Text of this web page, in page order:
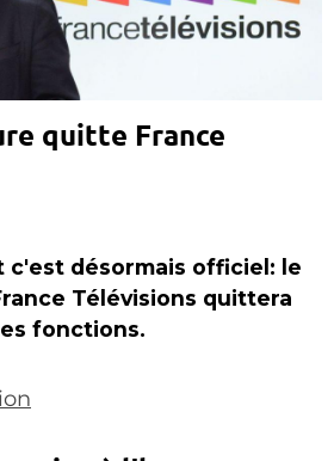
quitte France
c'est désormais officiel: le
Télévisions quittera
fonctions.